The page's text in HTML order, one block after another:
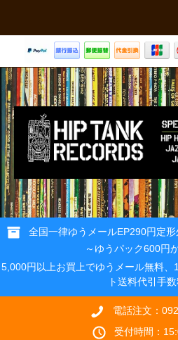
全国一律ゆうメールEP290円定
～ゆうパック600円
5,000円以上お買上でゆうメール無料
ト送料代引手
電話注文：
受付時間：